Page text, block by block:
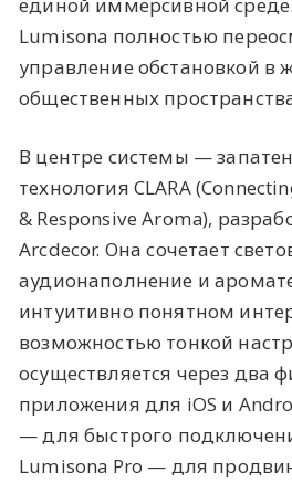
Lumisona полностью
управление обстановкой в
общественных
В центре системы —
технология CLARA
& Responsive Aroma),
Arcdecor. Она сочетает
аудионаполнение и
интуитивно понятном
возможностью тонкой
осуществляется через два
приложения для iOS и
— для быстрого
Lumisona Pro — для